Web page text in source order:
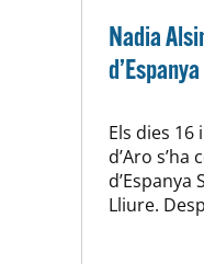
Nadia
Els dies 16
d’Aro
d’Espanya
Lliure.